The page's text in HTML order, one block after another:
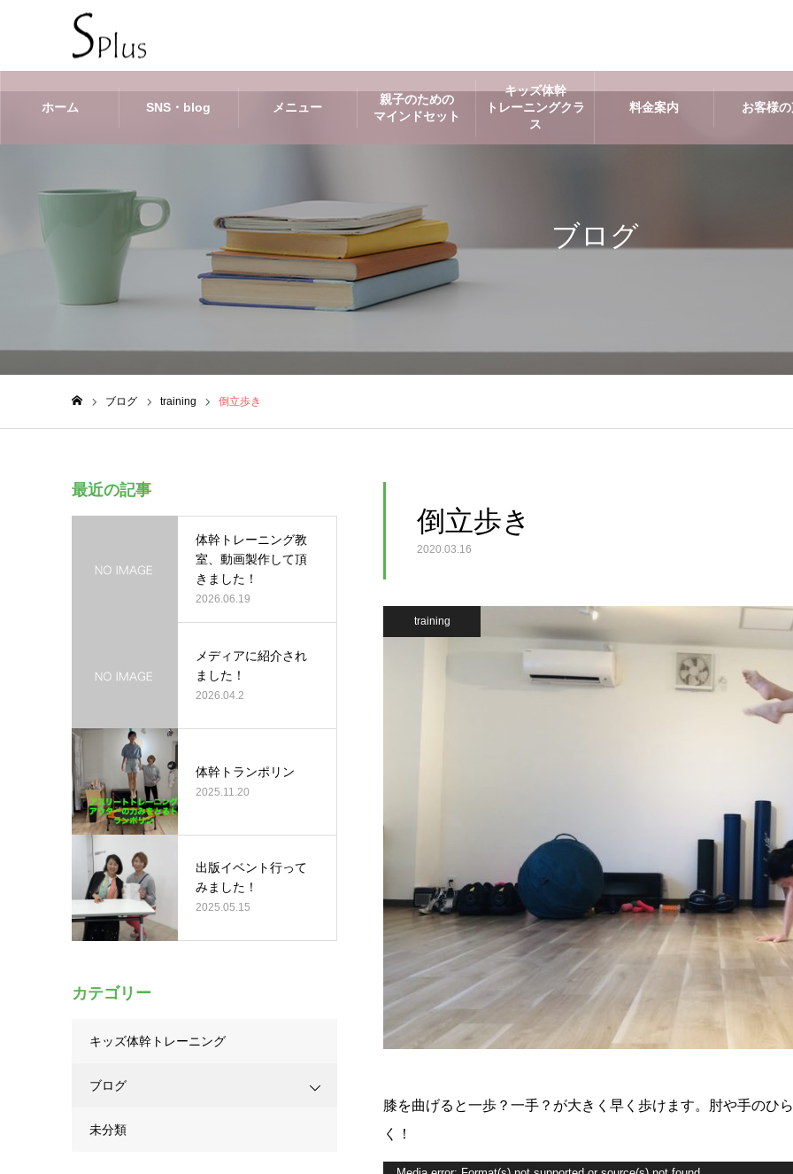
ホーム SNS・blog メニュー
親子のための
マインドセット
キッズ体幹
トレーニングクラ
ス
料金案内 お客様
ブログ
ブログ training 倒立歩き
倒立歩き
2020.03.16
training
膝を曲げると一歩？一手？が大きく早く歩けます。肘や手のひ
く！
最近の記事
体幹トレーニング教
室、動画製作して頂
きました！
2026.06.19
メディアに紹介され
ました！
2026.04.2
体幹トランポリン
2025.11.20
出版イベント行って
みました！
2025.05.15
カテゴリー
キッズ体幹トレーニング
ブログ
未分類